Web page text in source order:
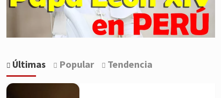
Últimas Popular Tendencia